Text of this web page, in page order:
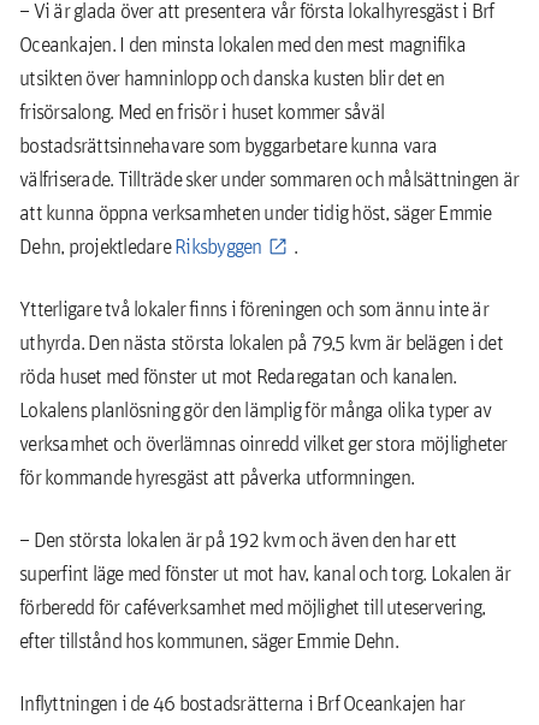
– Vi är glada över att presentera vår första lokalhyresgäst i Brf
Oceankajen. I den minsta lokalen med den mest magnifika
utsikten över hamninlopp och danska kusten blir det en
frisörsalong. Med en frisör i huset kommer såväl
bostadsrättsinnehavare som byggarbetare kunna vara
välfriserade. Tillträde sker under sommaren och målsättningen är
att kunna öppna verksamheten under tidig höst, säger Emmie
Dehn, projektledareRiksbyggen .
Ytterligare två lokaler finns i föreningen och som ännu inte är
uthyrda. Den nästa största lokalen på 79,5 kvm är belägen i det
röda huset med fönster ut mot Redaregatan och kanalen.
Lokalens planlösning gör den lämplig för många olika typer av
verksamhet och överlämnas oinredd vilket ger stora möjligheter
för kommande hyresgäst att påverka utformningen.
– Den största lokalen är på 192 kvm och även den har ett
superfint läge med fönster ut mot hav, kanal och torg. Lokalen är
förberedd för caféverksamhet med möjlighet till uteservering,
efter tillstånd hos kommunen, säger Emmie Dehn.
Inflyttningen i de 46 bostadsrätterna i Brf Oceankajen har